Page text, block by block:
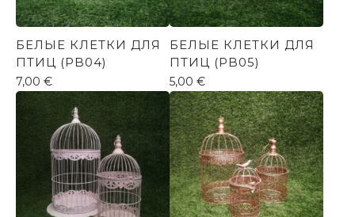
БЕЛЫЕ КЛЕТКИ ДЛЯ
ПТИЦ (PB04)
7,00 €
БЕЛЫЕ КЛЕТКИ ДЛЯ
ПТИЦ (PB05)
5,00 €